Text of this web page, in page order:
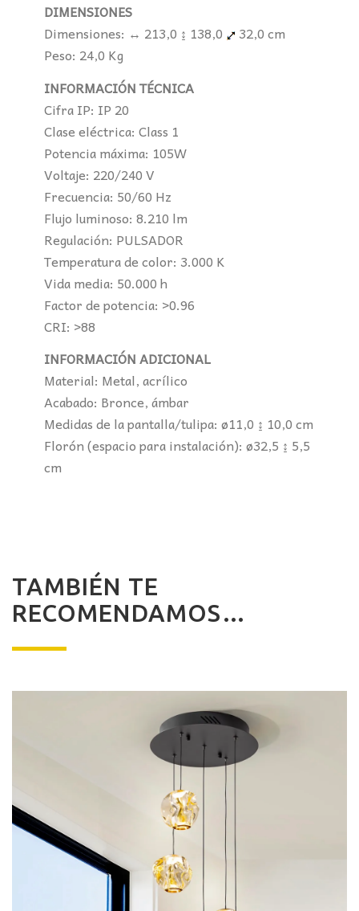
DIMENSIONES
Dimensiones: ↔ 213,0 ↨ 138,0
32,0 cm
Peso: 24,0 Kg
INFORMACIÓN TÉCNICA
Cifra IP: IP 20
Clase eléctrica: Class 1
Potencia máxima: 105W
Voltaje: 220/240 V
Frecuencia: 50/60 Hz
Flujo luminoso: 8.210 lm
Regulación: PULSADOR
Temperatura de color: 3.000 K
Vida media: 50.000 h
Factor de potencia: >0.96
CRI: >88
INFORMACIÓN ADICIONAL
Material: Metal, acrílico
Acabado: Bronce, ámbar
Medidas de la pantalla/tulipa: ø11,0 ↨ 10,0 cm
Florón (espacio para instalación): ø32,5 ↨ 5,5
cm
TAMBIÉN TE
RECOMENDAMOS…